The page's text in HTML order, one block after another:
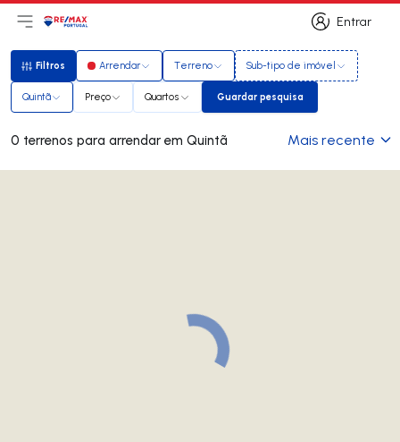
Entrar
Entrar
Abri menu principal
LogoIr para página inicial
Filtros
Filtros Arrendar Terreno Sub-tipo de imóvel
Quintã Preço Quartos Guardar pesquisa
Guardar pesquisa
0 terrenos para arrendar em Quintã Mais recente